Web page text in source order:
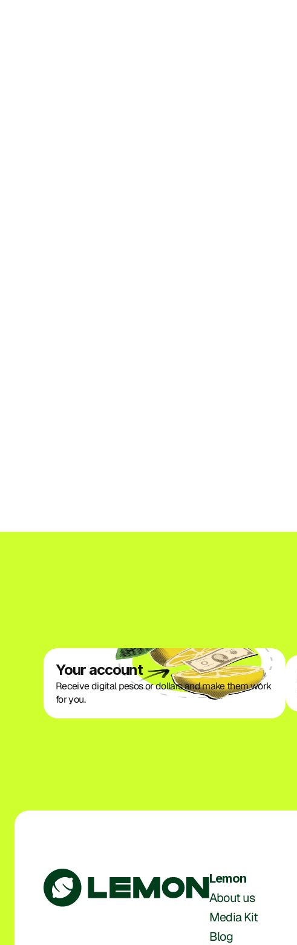
Your account
Receive digital pesos or dollars and make them work
for you.
Lemon
About us
Media Kit
Blog